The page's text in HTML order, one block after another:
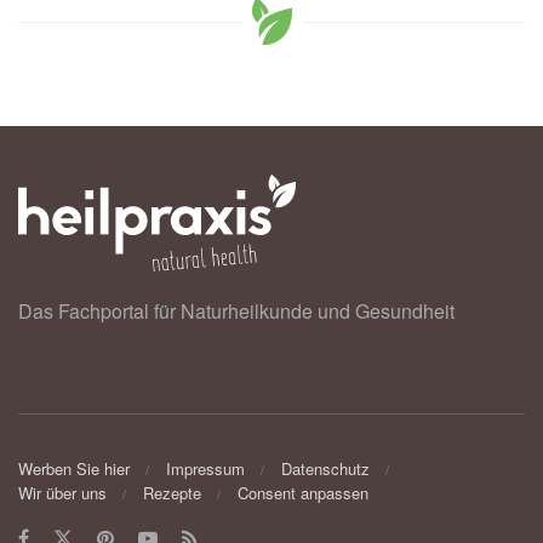
Das Fachportal für Naturheilkunde und Gesundheit
Werben Sie hier Impressum
Datenschutz
Wir über uns
Rezepte Consent anpassen